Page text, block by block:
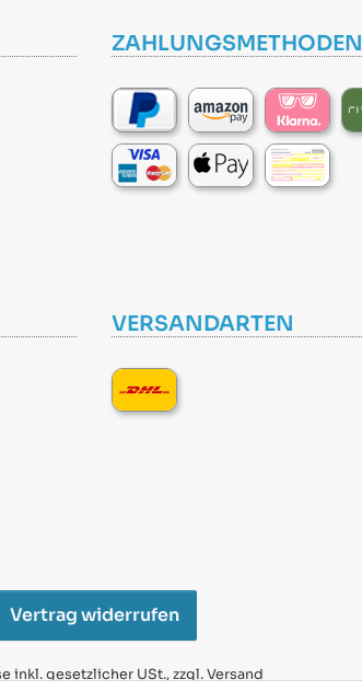
ZAHLUNGSMETHODEN
VERSANDARTEN
Vertrag widerrufen
inkl. gesetzlicher USt., zzgl.Versand